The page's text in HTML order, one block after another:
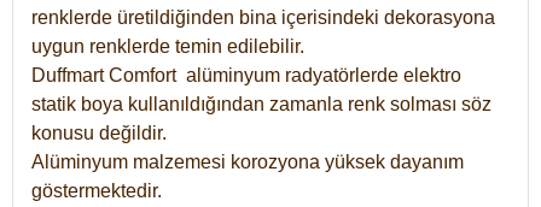
renklerde üretildiğinden bina içerisindeki dekorasyona
uygun renklerde temin edilebilir.
DuffmartComfort alüminyum radyatörlerde elektro
statik boya kullanıldığından zamanla renk solması söz
konusu değildir.
Alüminyum malzemesi korozyona yüksek dayanım
göstermektedir.